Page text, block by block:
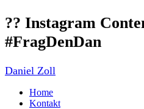
?? Instagram
#FragDenDan
Daniel Zoll
Home
Kontakt